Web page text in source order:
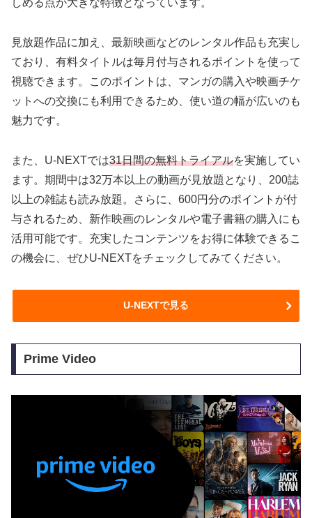
しめる点が大きな特徴となっています。
見放題作品に加え、最新映画などのレンタル作品も充実し
ており、有料タイトルは毎月付与されるポイントを使って
視聴できます。このポイントは、マンガの購入や映画チケ
ットへの交換にも利用できるため、使い道の幅が広いのも
魅力です。
また、U-NEXTでは31日間の無料トライアルを実施してい
ます。期間中は32万本以上の動画が見放題となり、200誌
以上の雑誌も読み放題。さらに、600円分のポイントが付
与されるため、新作映画のレンタルや電子書籍の購入にも
活用可能です。充実したコンテンツをお得に体験できるこ
の機会に、ぜひU-NEXTをチェックしてみてください。
U-NEXTで見る
Prime Video